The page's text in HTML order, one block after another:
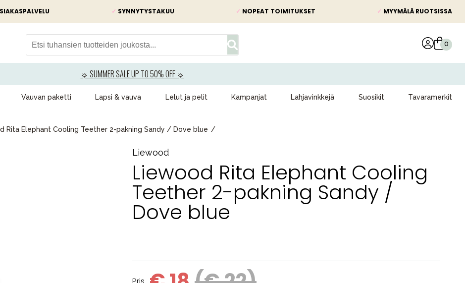
✓ SYNNYTYSTAKUU ✓ NOPEAT TOIMITUKSET ✓ MYYMÄLÄ RUOTSISSA
☼ SUMMER SALE UP TO 50% OFF ☼
Vauvan paketti Lapsi & vauva Lelut ja pelit Kampanjat Lahjavinkkejä Suosikit Tavaramerkit
Rita Elephant Cooling Teether 2-pakning Sandy / Dove blue
Liewood
Liewood Rita Elephant Cooling
Teether 2-pakning Sandy /
Dove blue